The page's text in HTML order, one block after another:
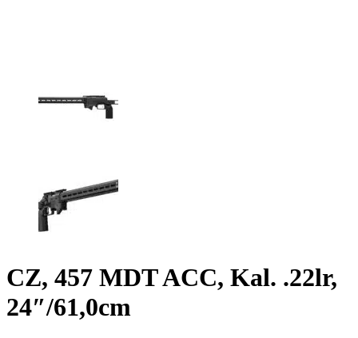
CZ, 457 MDT ACC, Kal. .22lr,
24″/61,0cm